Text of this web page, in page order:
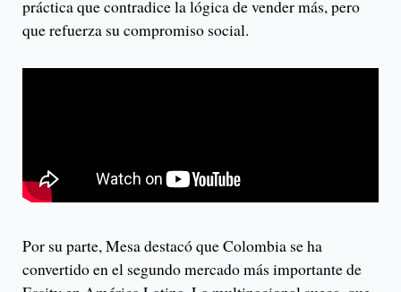
práctica que contradice la lógica de vender más, pero
que refuerza su compromiso social.
Por su parte, Mesa destacó que Colombia se ha
convertido en el segundo mercado más importante de